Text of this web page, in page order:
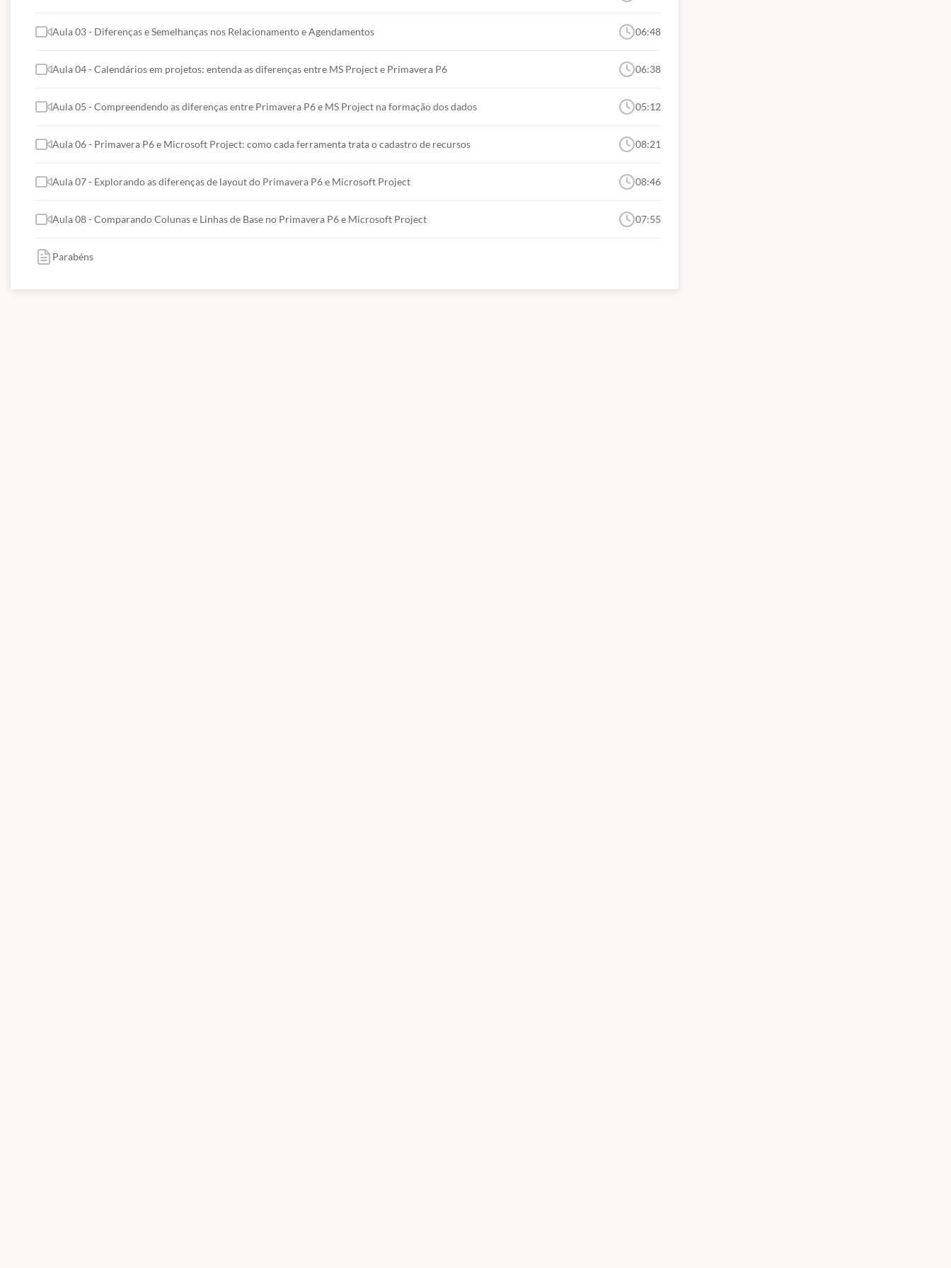
Aula 03 - Diferenças e Semelhanças nos Relacionamento e Agendamentos 06:48
Aula 04 - Calendários em projetos: entenda as diferenças entre MS Project e Primavera P6 06:38
Aula 05 - Compreendendo as diferenças entre Primavera P6 e MS Project na formação dos dados 05:12
Aula 06 - Primavera P6 e Microsoft Project: como cada ferramenta trata o cadastro de recursos 08:21
Aula 07 - Explorando as diferenças de layout do Primavera P6 e Microsoft Project 08:46
Aula 08 - Comparando Colunas e Linhas de Base no Primavera P6 e Microsoft Project 07:55
Parabéns